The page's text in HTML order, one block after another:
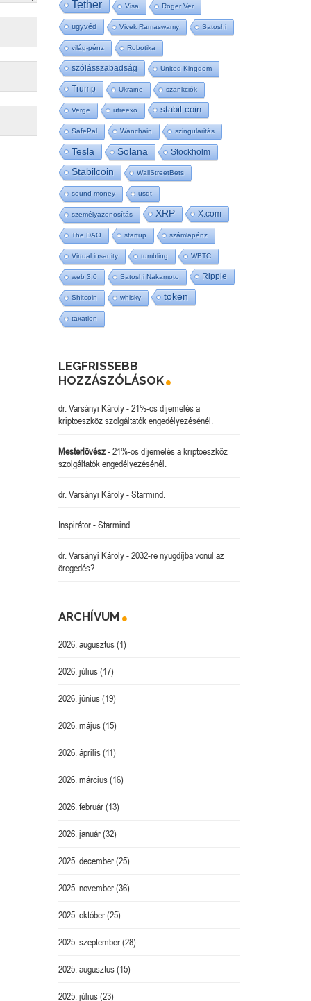
Tether Visa Roger Ver
ügyvéd Vivek Ramaswamy Satoshi
világ-pénz Robotika
szólásszabadság United Kingdom
Trump Ukraine szankciók
Verge utreexo stabil coin
SafePal Wanchain szingularitás
Tesla Solana Stockholm
Stabilcoin WallStreetBets
sound money usdt
személyazonosítás XRP X.com
The DAO startup számlapénz
Virtual insanity tumbling WBTC
web 3.0 Satoshi Nakamoto Ripple
Shitcoin whisky token
taxation
LEGFRISSEBB
HOZZÁSZÓLÁSOK
dr. Varsányi Károly-21%-os díjemelés a
kriptoeszköz szolgáltatók engedélyezésénél.
Mesterlövész-21%-os díjemelés a kriptoeszköz
szolgáltatók engedélyezésénél.
dr. Varsányi Károly-Starmind.
Inspirátor-Starmind.
dr. Varsányi Károly-2032-re nyugdíjba vonul az
öregedés?
ARCHÍVUM
2026. augusztus(1)
2026. július(17)
2026. június(19)
2026. május(15)
2026. április(11)
2026. március(16)
2026. február(13)
2026. január(32)
2025. december(25)
2025. november(36)
2025. október(25)
2025. szeptember(28)
2025. augusztus(15)
2025. július(23)